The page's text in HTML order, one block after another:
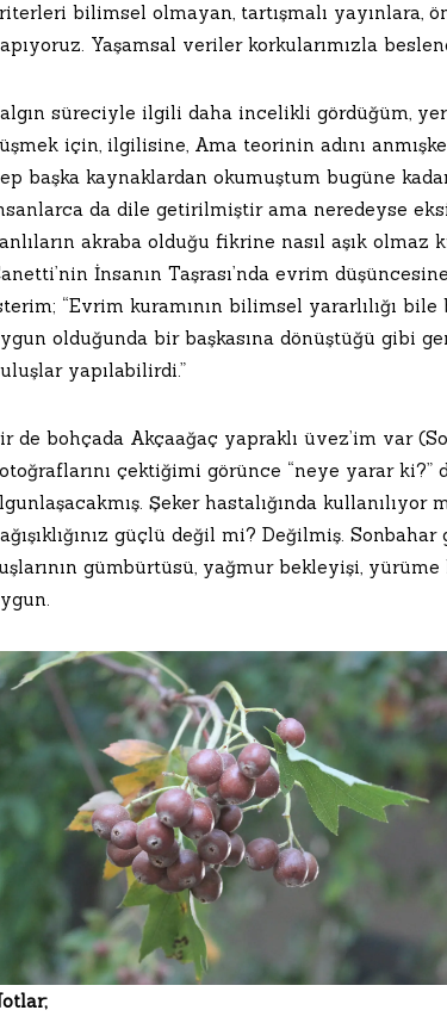
bilimsel olmayan, tartışmalı yayınlara,
Yaşamsal veriler korkularımızla
süreciyle ilgili daha incelikli gördüğüm,
için, ilgilisine, Ama teorinin adını
başka kaynaklardan okumuştum bugüne
da dile getirilmiştir ama neredeyse
akraba olduğu fikrine nasıl aşık
İnsanın Taşrası’nda evrim
“Evrim kuramının bilimsel yararlılığı
olduğunda bir başkasına dönüştüğü gibi
yapılabilirdi.”
de bohçada Akçaağaç yapraklı üvez’im var
çektiğimi görünce “neye yarar
Şeker hastalığında
güçlü değil mi? Değilmiş. Sonbahar
gümbürtüsü, yağmur bekleyişi,